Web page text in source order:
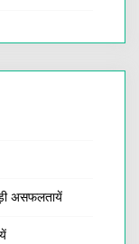
असफलतायें